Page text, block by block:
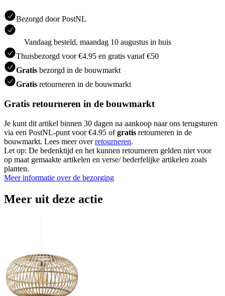
Bezorgd door PostNL
Vandaag besteld, maandag 10 augustus in huis
Thuisbezorgd voor €4.95 en gratis vanaf €50
Gratis bezorgd in de bouwmarkt
Gratis retourneren in de bouwmarkt
Gratis retourneren in de bouwmarkt
Je kunt dit artikel binnen 30 dagen na aankoop naar ons terugsturen
via een PostNL-punt voor €4.95 ofgratis retourneren in de
bouwmarkt. Lees meer overretourneren.
Let op: De bedenktijd en het kunnen retourneren gelden niet voor
op maat gemaakte artikelen en verse/ bederfelijke artikelen zoals
planten.
Meer informatie over de bezorging
Meer uit deze actie